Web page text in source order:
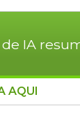
IA
de
AQUI